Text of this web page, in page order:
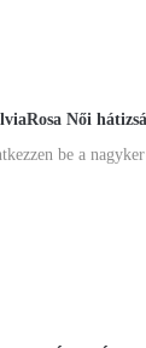
Női
be a